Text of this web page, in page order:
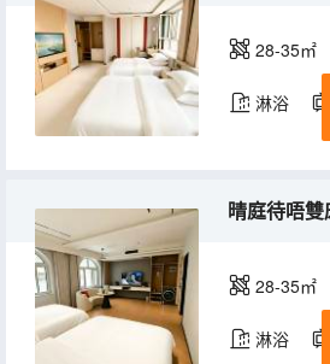
28-35㎡
淋浴
28-35㎡
淋浴